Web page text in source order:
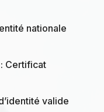
nationale
Certificat
valide